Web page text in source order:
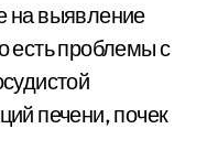
на выявление
есть проблемы с
печени, почек